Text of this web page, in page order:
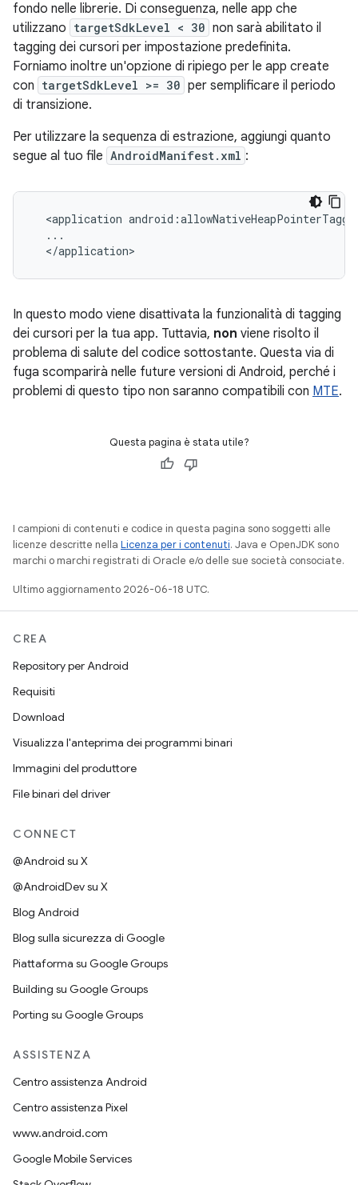
fondo nelle librerie. Di conseguenza, nelle app che
utilizzano targetSdkLevel < 30 non sarà abilitato il
tagging dei cursori per impostazione predefinita.
Forniamo inoltre un'opzione di ripiego per le app create
con targetSdkLevel >= 30 per semplificare il periodo
di transizione.
Per utilizzare la sequenza di estrazione, aggiungi quanto
segue al tuo file AndroidManifest.xml :
<application
  ...
  </application>
In questo modo viene disattivata la funzionalità di tagging
dei cursori per la tua app. Tuttavia, non viene risolto il
problema di salute del codice sottostante. Questa via di
fuga scomparirà nelle future versioni di Android, perché i
problemi di questo tipo non saranno compatibili con MTE.
Questa pagina è stata utile?
I campioni di contenuti e codice in questa pagina sono soggetti alle
licenze descritte nella Licenza per i contenuti. Java e OpenJDK sono
marchi o marchi registrati di Oracle e/o delle sue società consociate.
Ultimo aggiornamento 2026-06-18 UTC.
CREA
Repository per Android
Requisiti
Download
Visualizza l'anteprima dei programmi binari
Immagini del produttore
File binari del driver
CONNECT
@Android su X
@AndroidDev su X
Blog Android
Blog sulla sicurezza di Google
Piattaforma su Google Groups
Building su Google Groups
Porting su Google Groups
ASSISTENZA
Centro assistenza Android
Centro assistenza Pixel
www.android.com
Google Mobile Services